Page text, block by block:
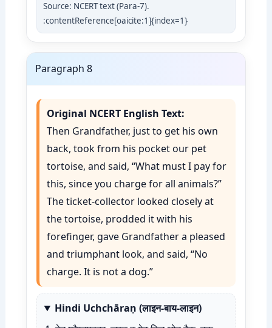
Source: NCERT text (Para-7).
:contentReference[oaicite:1]{index=1}
Paragraph 8
Original NCERT English Text:
Then Grandfather, just to get his own
back, took from his pocket our pet
tortoise, and said, “What must I pay for
this, since you charge for all animals?”
The ticket-collector looked closely at
the tortoise, prodded it with his
forefinger, gave Grandfather a pleased
and triumphant look, and said, “No
charge. It is not a dog.”
Hindi Uchchāraṇ (लाइन-बाय-लाइन)